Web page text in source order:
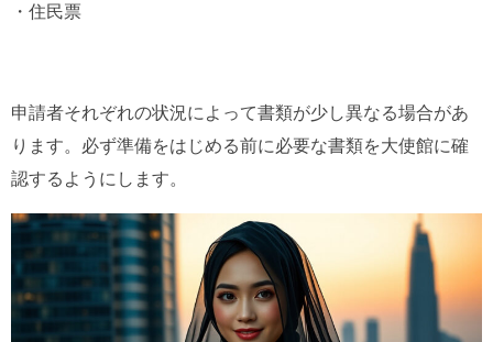
・住民票
申請者それぞれの状況によって書類が少し異なる場合があ
ります。必ず準備をはじめる前に必要な書類を大使館に確
認するようにします。